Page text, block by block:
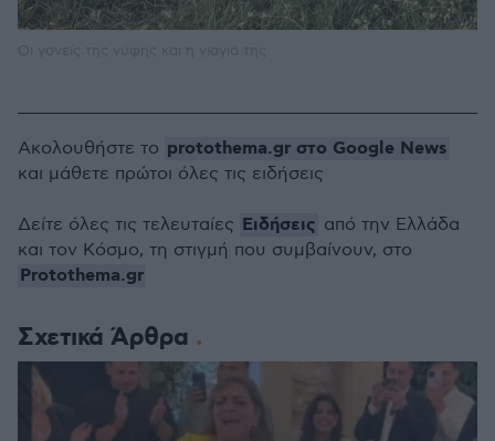
Σχετικά Άρθρα
Ακολουθήστε το protothema.gr στο Google News
και μάθετε πρώτοι όλες τις ειδήσεις
Δείτε όλες τις τελευταίες Ειδήσεις από την Ελλάδα
και τον Κόσμο, τη στιγμή που συμβαίνουν, στο
Protothema.gr